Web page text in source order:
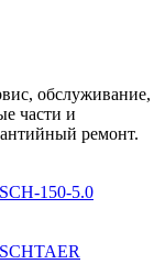
обслуживание,
части и
ремонт.
SCH-150-5.0
SCHTAER